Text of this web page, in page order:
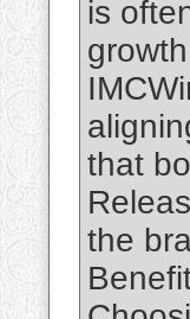
is
that
the